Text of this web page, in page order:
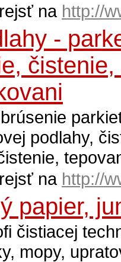
na http://
-
podlahy,
na http://
papier,
čistiacej
mopy,